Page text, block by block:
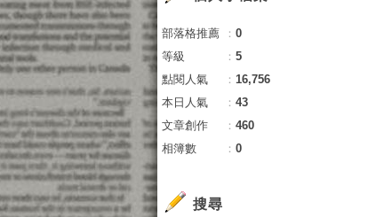
部落格推薦 ： 0
等級
： 5
點閱人氣
： 16,756
本日人氣
： 43
文章創作
： 460
相簿數
： 0
搜尋